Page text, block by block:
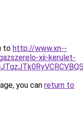
to http://www.xn--
xii-kerulet-
you can return to